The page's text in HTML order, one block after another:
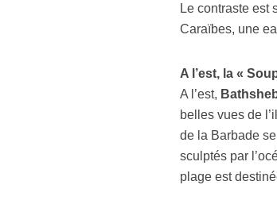
Le contraste est
Caraïbes, une
A l’est, la «
A l’est,
belles vues de
de la Barbade
sculptés par
plage est